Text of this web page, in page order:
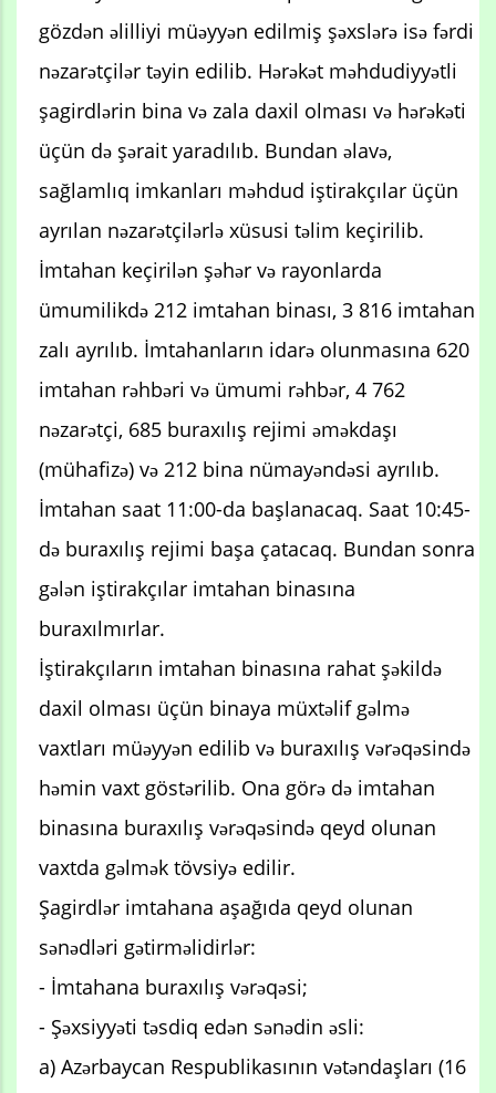
gözdən əlilliyi müəyyən edilmiş şəxslərə isə fərdi
nəzarətçilər təyin edilib. Hərəkət məhdudiyyətli
şagirdlərin bina və zala daxil olması və hərəkəti
üçün də şərait yaradılıb. Bundan əlavə,
sağlamlıq imkanları məhdud iştirakçılar üçün
ayrılan nəzarətçilərlə xüsusi təlim keçirilib.
İmtahan keçirilən şəhər və rayonlarda
ümumilikdə 212 imtahan binası, 3 816 imtahan
zalı ayrılıb. İmtahanların idarə olunmasına 620
imtahan rəhbəri və ümumi rəhbər, 4 762
nəzarətçi, 685 buraxılış rejimi əməkdaşı
(mühafizə) və 212 bina nümayəndəsi ayrılıb.
İmtahan saat 11:00-da başlanacaq. Saat 10:45-
də buraxılış rejimi başa çatacaq. Bundan sonra
gələn iştirakçılar imtahan binasına
buraxılmırlar.
İştirakçıların imtahan binasına rahat şəkildə
daxil olması üçün binaya müxtəlif gəlmə
vaxtları müəyyən edilib və buraxılış vərəqəsində
həmin vaxt göstərilib. Ona görə də imtahan
binasına buraxılış vərəqəsində qeyd olunan
vaxtda gəlmək tövsiyə edilir.
Şagirdlər imtahana aşağıda qeyd olunan
sənədləri gətirməlidirlər:
- İmtahana buraxılış vərəqəsi;
- Şəxsiyyəti təsdiq edən sənədin əsli:
a) Azərbaycan Respublikasının vətəndaşları (16